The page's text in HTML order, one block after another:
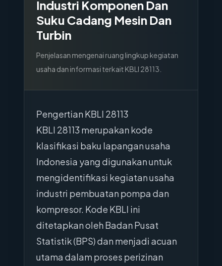
Industri Komponen Dan
Suku Cadang Mesin Dan
Turbin
Penjelasan mengenai ruang lingkup kegiatan
usaha dan informasi terkait KBLI 28113
Pengertian KBLI 28113
KBLI 28113 merupakan kode
klasifikasi baku lapangan usaha
Indonesia yang digunakan untuk
mengidentifikasi kegiatan usaha
industri pembuatan pompa dan
kompresor. Kode KBLI ini
ditetapkan oleh Badan Pusat
Statistik (BPS) dan menjadi acuan
utama dalam proses perizinan